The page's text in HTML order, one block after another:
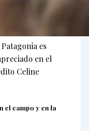
es
en el
Celine
el campo y en la